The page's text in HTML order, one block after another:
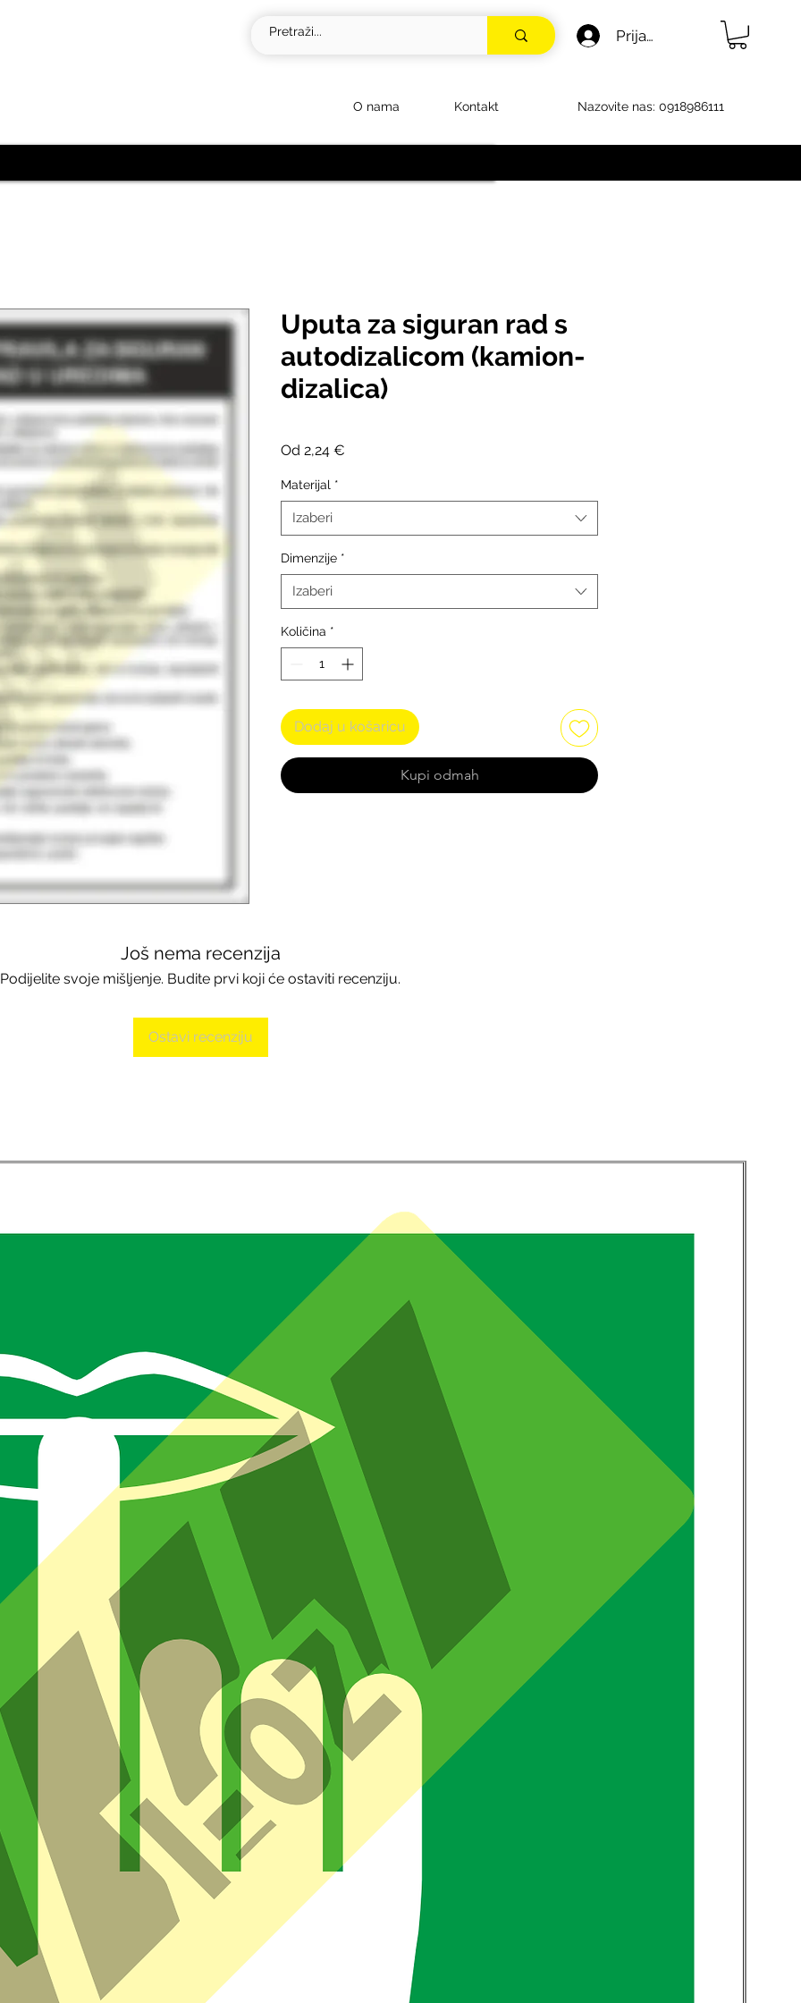
Prijava
O nama Kontakt Nazovite nas: 0918986111
Uputa za siguran rad s
autodizalicom (kamion-
dizalica)
Od 2,24 €
Materijal *
Izaberi
Dimenzije *
Izaberi
Količina *
Dodaj u košaricu
Kupi odmah
Još nema recenzija
Podijelite svoje mišljenje. Budite prvi koji će ostaviti recenziju.
Ostavi recenziju